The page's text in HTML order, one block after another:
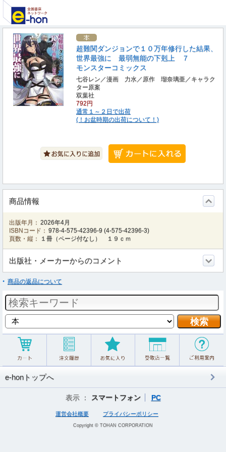
超難関ダンジョンで１０万年修行した結果、
世界最強に 最弱無能の下剋上 ７
モンスターコミックス
七谷レン／漫画 力水／原作 瑠奈璃亜／キャラク
ター原案
双葉社
792円
通常１～２日で出荷
(！お盆時期の出荷について！)
商品情報
出版年月： 2026年4月
ISBNコード： 978-4-575-42396-9 (4-575-42396-3)
頁数・縦：
１冊（ページ付なし） １９ｃｍ
出版社・メーカーからのコメント
商品の返品について
e-honトップへ
表示 ： スマートフォン PC
運営会社概要 プライバシーポリシー
Copyright © TOHAN CORPORATION